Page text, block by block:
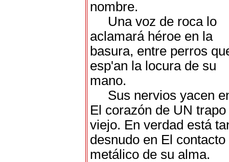
nombre.
Una voz de roca lo
aclamará héroe en la
basura, entre perros
esp'an la locura de su
mano.
Sus nervios yacen
El corazón de UN trapo
viejo. En verdad está
desnudo en El contacto
metálico de su alma.